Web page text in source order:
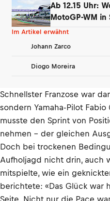
Ab 12.15 Uhr:
MotoGP-WM
sehen sind
Im Artikel erwähnt
Johann Zarco
Diogo Moreira
Schnellster Franzose war
sondern Yamaha-Pilot Fabio
musste den Sprint von
nehmen – der gleichen
Doch bei trockenen
Aufholjagd nicht drin, auch
mitspielte, wie ein
berichtete: «Das Glück war
Seite. Nicht nur die Pace